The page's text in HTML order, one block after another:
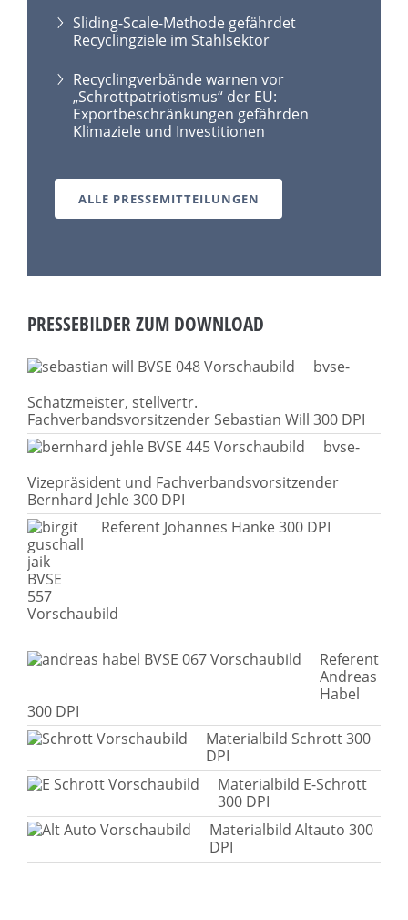
Sliding-Scale-Methode gefährdet
Recyclingziele im Stahlsektor
Recyclingverbände warnen vor
„Schrottpatriotismus“ der EU:
Exportbeschränkungen gefährden
Klimaziele und Investitionen
ALLE PRESSEMITTEILUNGEN
PRESSEBILDER ZUM DOWNLOAD
bvse-
Schatzmeister, stellvertr.
Fachverbandsvorsitzender Sebastian Will 300 DPI
bvse-
Vizepräsident und Fachverbandsvorsitzender
Bernhard Jehle 300 DPI
Referent Johannes Hanke 300 DPI
Referent
Andreas
Habel
300 DPI
Materialbild Schrott 300
DPI
Materialbild E-Schrott
300 DPI
Materialbild Altauto 300
DPI